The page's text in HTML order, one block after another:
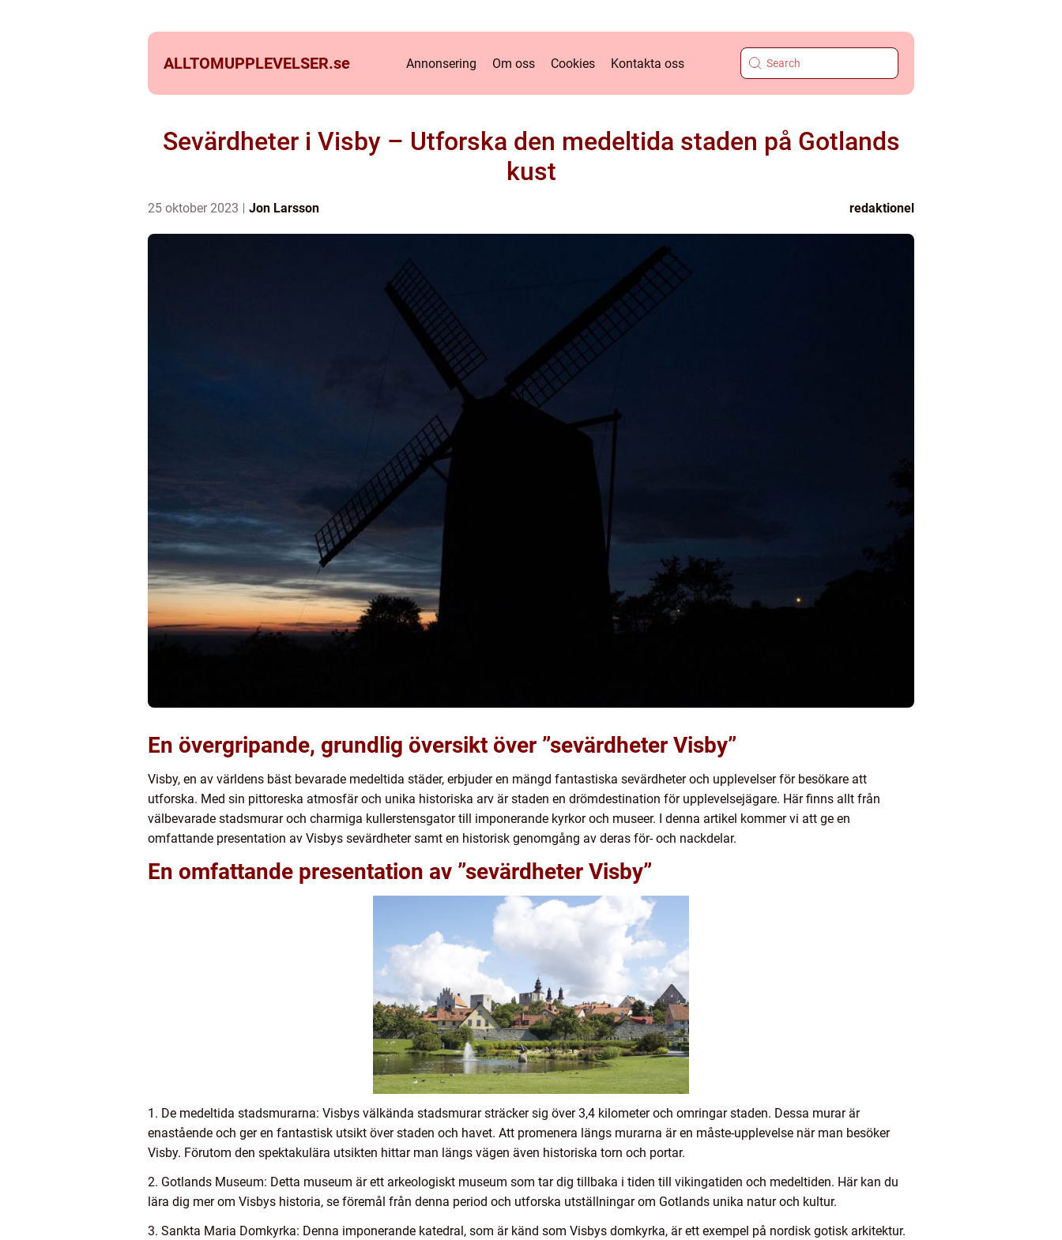
ALLTOMUPPLEVELSER.se Annonsering Om oss Cookies Kontakta oss
Sevärdheter i Visby – Utforska den medeltida staden på Gotlands
kust
25 oktober 2023 Jon Larsson redaktionel
En övergripande, grundlig översikt över ”sevärdheter Visby”
Visby, en av världens bäst bevarade medeltida städer, erbjuder en mängd fantastiska sevärdheter och upplevelser för besökare att
utforska. Med sin pittoreska atmosfär och unika historiska arv är staden en drömdestination för upplevelsejägare. Här finns allt från
välbevarade stadsmurar och charmiga kullerstensgator till imponerande kyrkor och museer. I denna artikel kommer vi att ge en
omfattande presentation av Visbys sevärdheter samt en historisk genomgång av deras för- och nackdelar.
En omfattande presentation av ”sevärdheter Visby”
1. De medeltida stadsmurarna: Visbys välkända stadsmurar sträcker sig över 3,4 kilometer och omringar staden. Dessa murar är
enastående och ger en fantastisk utsikt över staden och havet. Att promenera längs murarna är en måste-upplevelse när man besöker
Visby. Förutom den spektakulära utsikten hittar man längs vägen även historiska torn och portar.
2. Gotlands Museum: Detta museum är ett arkeologiskt museum som tar dig tillbaka i tiden till vikingatiden och medeltiden. Här kan du
lära dig mer om Visbys historia, se föremål från denna period och utforska utställningar om Gotlands unika natur och kultur.
3. Sankta Maria Domkyrka: Denna imponerande katedral, som är känd som Visbys domkyrka, är ett exempel på nordisk gotisk arkitektur.